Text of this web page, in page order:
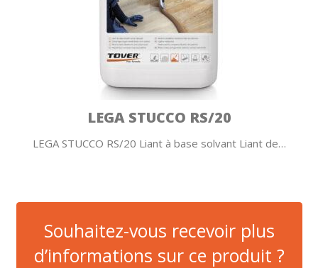
LEGA STUCCO RS/20
LEGA STUCCO RS/20 Liant à base solvant Liant de…
Souhaitez-vous recevoir plus
d’informations sur ce produit ?